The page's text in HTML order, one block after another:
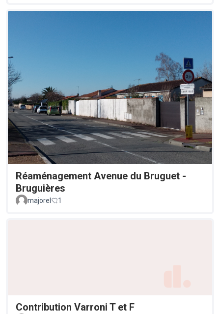
Réaménagement Avenue du Bruguet -
Bruguières
majorel 1
Contribution Varroni T et F